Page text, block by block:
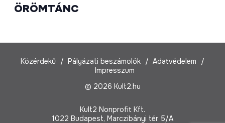
ÖRÖMTÁNC
Közérdekű Pályázati beszámolók
Adatvédelem
Impresszum
© 2026 Kult2.hu
Kult2 Nonprofit Kft.
1022 Budapest, Marczibányi tér 5/A